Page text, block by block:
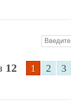
12 1 2 3